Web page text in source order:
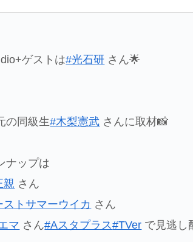
ゲストは#光石研 さん🌟
の同級生#木梨憲武 さんに取材📸
ナップは
親 さん
ストサマーウイカ さん
マ さん#Aスタプラス#TVer で見逃し